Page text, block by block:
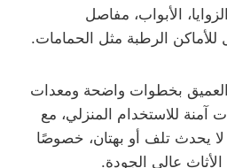
الأبواب، مفاصل
للأماكن الرطبة مثل الحمامات.
بخطوات واضحة ومعدات
آمنة للاستخدام المنزلي، مع
يحدث تلف أو بهتان، خصوصًا
عالي الجودة.